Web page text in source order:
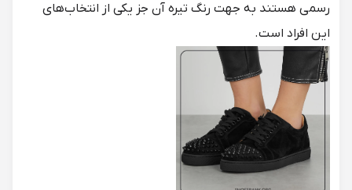
رسمی هستند به جهت رنگ تیره آن جز یکی از انتخاب‌های
این افراد است.